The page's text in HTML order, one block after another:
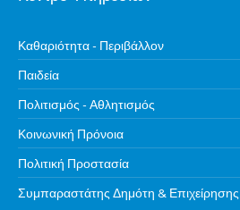
Καθαριότητα - Περιβάλλον
Παιδεία
Πολιτισμός - Αθλητισμός
Κοινωνική Πρόνοια
Πολιτική Προστασία
Συμπαραστάτης Δημότη & Επιχείρησης